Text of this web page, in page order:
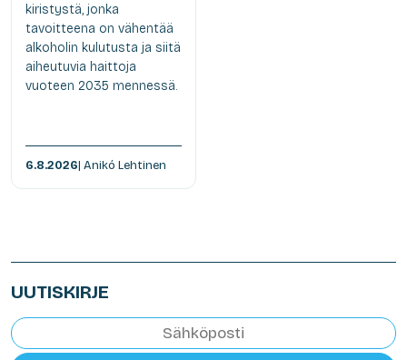
kiristystä, jonka
tavoitteena on vähentää
alkoholin kulutusta ja siitä
aiheutuvia haittoja
vuoteen 2035 mennessä.
6.8.2026| Anikó Lehtinen
UUTISKIRJE